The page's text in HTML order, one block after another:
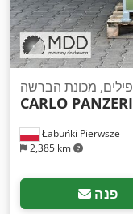
Łabuńki Pierwsze
2,385 km
CARLO PANZERI
פנה